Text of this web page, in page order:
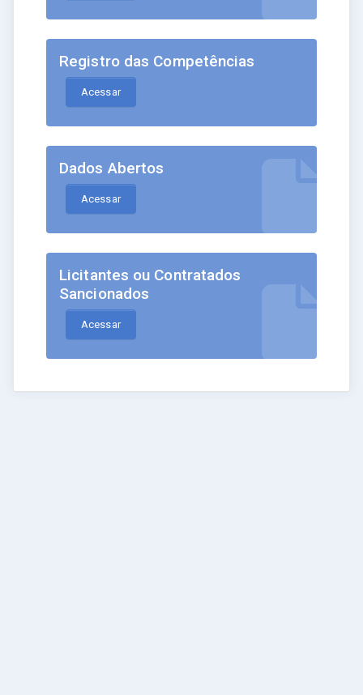
Registro das Competências
Acessar
Dados Abertos
Acessar
Licitantes ou Contratados
Sancionados
Acessar